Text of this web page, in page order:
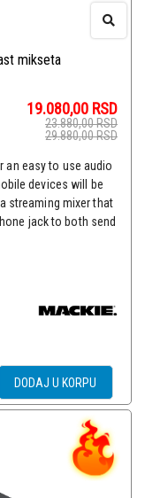
mikseta
19.080,00 RSD
23.880,00RSD
29.880,00RSD
easy to use audio
devices will be
streaming mixer that
jack to both send
DODAJ U KORPU